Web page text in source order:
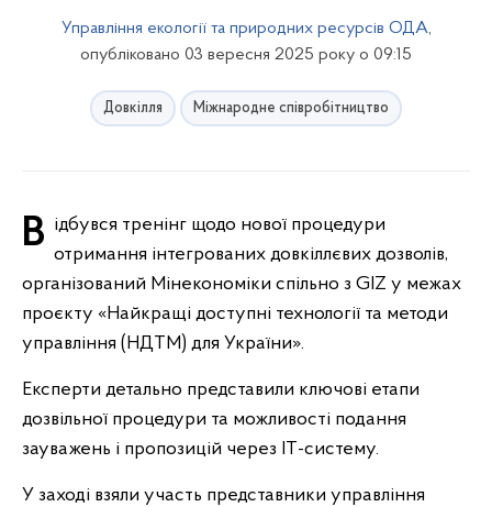
Управління екології та природних ресурсів ОДА,
опубліковано 03 вересня 2025 року о 09:15
Довкілля Міжнародне співробітництво
Відбувся тренінг щодо нової процедури отримання інтегрованих довкіллєвих дозволів,
організований Мінекономіки спільно з GIZ у межах
проєкту «Найкращі доступні технології та методи
управління (НДТМ) для України».
Експерти детально представили ключові етапи
дозвільної процедури та можливості подання
зауважень і пропозицій через ІТ-систему.
У заході взяли участь представники управління